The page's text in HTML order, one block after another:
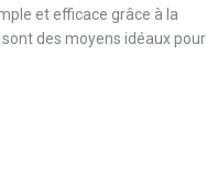
et efficace grâce à la
des moyens idéaux pour